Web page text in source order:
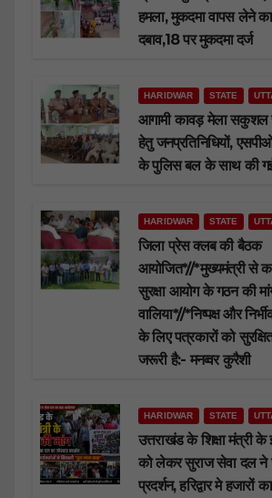
हमला, मुकदमा वापस लेने
दबाव,18 पर मुकदमा दर्ज
HARIDWAR STATE
आगामी कावड़ मेला सकुशल
हेतु जनप्रतिनिधियों,
के पुलिस बल के साथ की गई
HARIDWAR STATE
जिला प्रेस क्लब की बैठक
आयोजित*//*मुख्यमंत्री से
सुरक्षा आयोग के गठन की
वालिया*//*निष्पक्ष और
के लिए पत्रकारों को
जरूरी है:- मनव्वर कुरैशी
HARIDWAR STATE
उत्तराखंड के शिक्षा मंत्री के
को लेकर सुराज सेवा दल ने
प्रदर्शन, हरिद्वार मे हजारों